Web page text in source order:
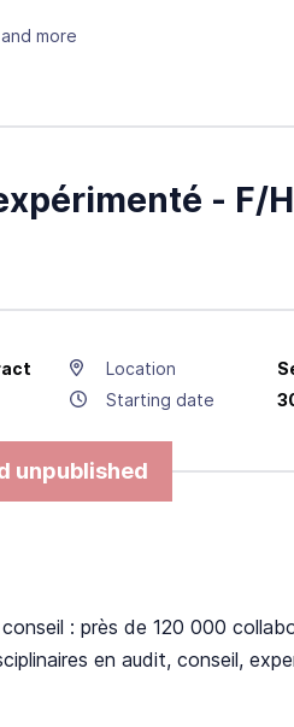
more
- F/H
Location
Starting date
unpublished
: près de 120 000
en audit, conseil,